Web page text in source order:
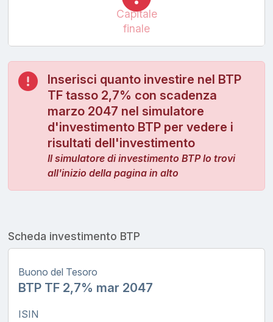
Capitale
finale
Inserisci quanto investire nel BTP
TF tasso 2,7% con scadenza
marzo 2047 nel simulatore
d'investimento BTP per vedere i
risultati dell'investimento
Il simulatore di investimento BTP lo trovi
all'inizio della pagina in alto
Scheda investimento BTP
Buono del Tesoro
BTP TF 2,7% mar 2047
ISIN